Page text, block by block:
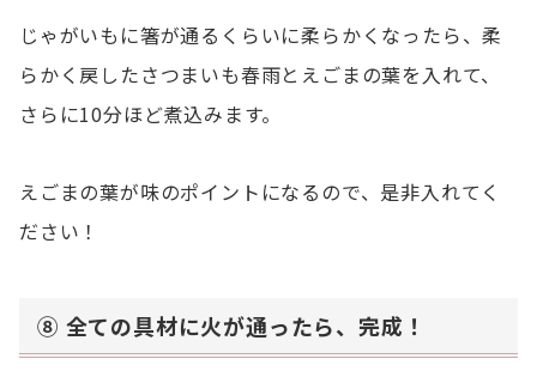
じゃがいもに箸が通るくらいに柔らかくなったら、柔
らかく戻したさつまいも春雨とえごまの葉を入れて、
さらに10分ほど煮込みます。
えごまの葉が味のポイントになるので、是非入れてく
ださい！
⑧ 全ての具材に火が通ったら、完成！